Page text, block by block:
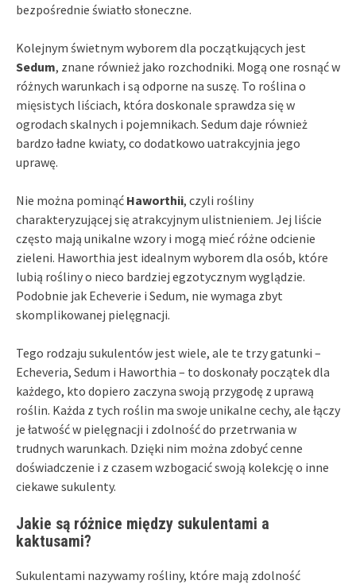
bezpośrednie światło słoneczne.
Kolejnym świetnym wyborem dla początkujących jest
Sedum, znane również jako rozchodniki. Mogą one rosnąć w
różnych warunkach i są odporne na suszę. To roślina o
mięsistych liściach, która doskonale sprawdza się w
ogrodach skalnych i pojemnikach. Sedum daje również
bardzo ładne kwiaty, co dodatkowo uatrakcyjnia jego
uprawę.
Nie można pominąć Haworthii, czyli rośliny
charakteryzującej się atrakcyjnym ulistnieniem. Jej liście
często mają unikalne wzory i mogą mieć różne odcienie
zieleni. Haworthia jest idealnym wyborem dla osób, które
lubią rośliny o nieco bardziej egzotycznym wyglądzie.
Podobnie jak Echeverie i Sedum, nie wymaga zbyt
skomplikowanej pielęgnacji.
Tego rodzaju sukulentów jest wiele, ale te trzy gatunki –
Echeveria, Sedum i Haworthia – to doskonały początek dla
każdego, kto dopiero zaczyna swoją przygodę z uprawą
roślin. Każda z tych roślin ma swoje unikalne cechy, ale łączy
je łatwość w pielęgnacji i zdolność do przetrwania w
trudnych warunkach. Dzięki nim można zdobyć cenne
doświadczenie i z czasem wzbogacić swoją kolekcję o inne
ciekawe sukulenty.
Jakie są różnice między sukulentami a
kaktusami?
Sukulentami nazywamy rośliny, które mają zdolność